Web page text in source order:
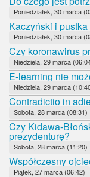
Poniedziałek, 30 marca
Kaczyński i pustka
Poniedziałek, 30 marca
Czy koronawirus
Niedziela, 29 marca
E-learning nie
Niedziela, 29 marca
Contradictio in
Sobota, 28 marca (08:31)
Czy Kidawa-
prezydenturę?
Sobota, 28 marca (11:20)
Współczesny
Piątek, 27 marca (06:42)